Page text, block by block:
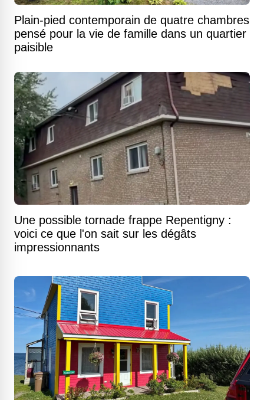
Plain-pied contemporain de quatre chambres
pensé pour la vie de famille dans un quartier
paisible
Une possible tornade frappe Repentigny :
voici ce que l'on sait sur les dégâts
impressionnants